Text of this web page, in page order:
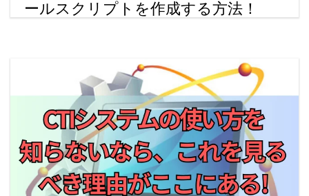
ールスクリプトを作成する方法！